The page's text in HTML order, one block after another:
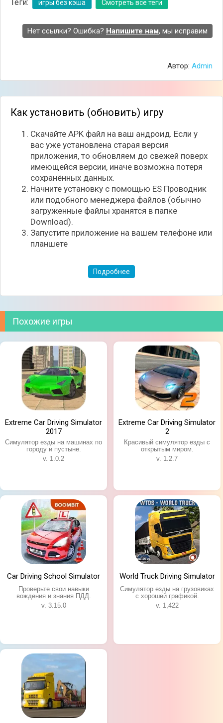
спектр цветовой гаммы. Гибкий механизм настроек
позволит отрегулировать параметры игры так, как
вам удобно.
Extreme Car Driving Simulator - однозначной
удачный выстрел в своём жанре, и те, кто уже
успел протестировать данную новинку, остались
довольны, не упустив возможности оставить
отзыв на официальной странице игры в Google
Play. Присоединитесь к ним и вы! Скачивайте и
Теги: игры без кэша Смотреть все теги
Нет ссылки? Ошибка? Напишите нам, мы исправим
Автор: Admin
Как установить (обновить) игру
Скачайте APK файл на ваш андроид. Если у
вас уже установлена старая версия
приложения, то обновляем до свежей поверх
имеющейся версии, иначе возможна потеря
сохранённых данных.
Начните установку с помощью ES Проводник
или подобного менеджера файлов (обычно
загруженные файлы хранятся в папке
Download).
Запустите приложение на вашем телефоне или
планшете
Подробнее
Похожие игры
Extreme Car Driving Simulator
2017
Симулятор езды на машинах по
городу и пустыне.
v. 1.0.2
Extreme Car Driving Simulator
2
Красивый симулятор езды с
открытым миром.
v. 1.2.7
Car Driving School Simulator
Проверьте свои навыки
вождения и знания ПДД.
v. 3.15.0
World Truck Driving Simulator
Симулятор езды на грузовиках
с хорошей графикой.
v. 1,422